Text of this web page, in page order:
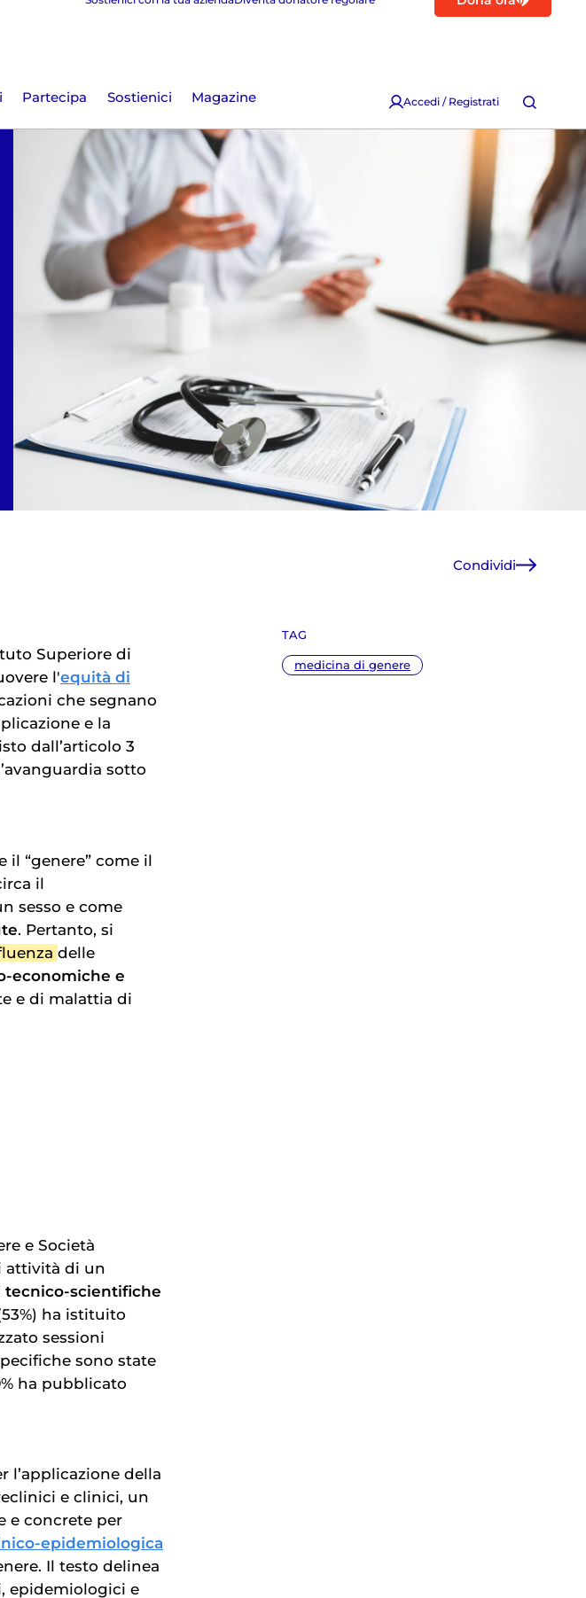
Partecipa Sostienici Magazine Accedi / Registrati
Condividi
TAG
medicina di genere
Superiore di
l'equità di
che segnano
e la
dall’articolo 3
sotto
il “genere” come il
il
sesso e come
. Pertanto, si
delle
economiche e
e di malattia di
e Società
attività di un
tecnico-scientifiche
ha istituito
sessioni
sono state
ha pubblicato
l’applicazione della
e clinici, un
e concrete per
epidemiologica
Il testo delinea
epidemiologici e